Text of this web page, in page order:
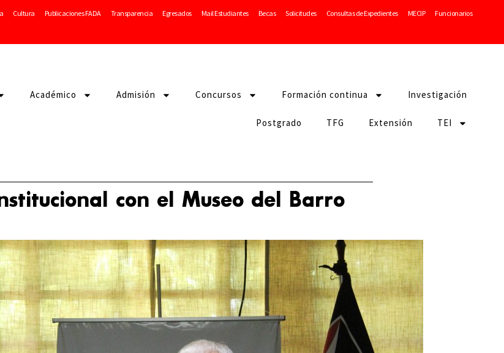
Cultura Publicaciones FADA Transparencia Egresados Mail Estudiantes Becas Solicitudes Consultas de Expedientes MECIP
Funcionarios
Académico Admisión Concursos Formación continua Investigación
Postgrado TFG Extensión TEI
con el Museo del Barro